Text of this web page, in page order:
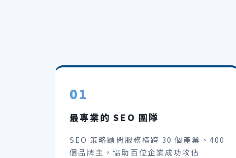
01
最專業的 SEO 團隊
SEO 策略顧問服務橫跨 30 個產業、400
個品牌主，協助百位企業成功攻佔